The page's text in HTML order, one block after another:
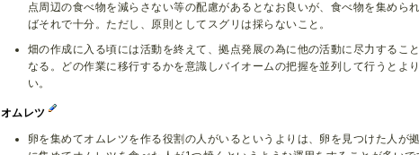
点周辺の食べ物を減らさない等の配慮があるとなお良いが、食べ物を集めら
ばそれで十分。ただし、原則としてスグリは採らないこと。
畑の作成に入る頃には活動を終えて、拠点発展の為に他の活動に尽力するこ
なる。どの作業に移行するかを意識しバイオームの把握を並列して行うとよ
い。
オムレツ
卵を集めてオムレツを作る役割の人がいるというよりは、卵を見つけた人が